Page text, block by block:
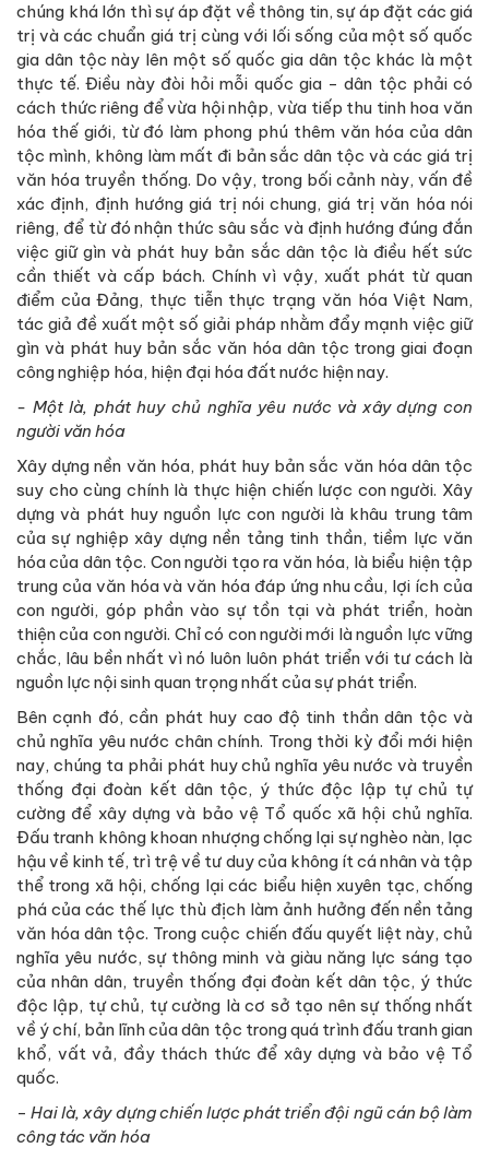
chúng khá lớn thì sự áp đặt về thông tin, sự áp đặt các giá
trị và các chuẩn giá trị cùng với lối sống của một số quốc
gia dân tộc này lên một số quốc gia dân tộc khác là một
thực tế. Điều này đòi hỏi mỗi quốc gia - dân tộc phải có
cách thức riêng để vừa hội nhập, vừa tiếp thu tinh hoa văn
hóa thế giới, từ đó làm phong phú thêm văn hóa của dân
tộc mình, không làm mất đi bản sắc dân tộc và các giá trị
văn hóa truyền thống. Do vậy, trong bối cảnh này, vấn đề
xác định, định hướng giá trị nói chung, giá trị văn hóa nói
riêng, để từ đó nhận thức sâu sắc và định hướng đúng đắn
việc giữ gìn và phát huy bản sắc dân tộc là điều hết sức
cần thiết và cấp bách. Chính vì vậy, xuất phát từ quan
điểm của Đảng, thực tiễn thực trạng văn hóa Việt Nam,
tác giả đề xuất một số giải pháp nhằm đẩy mạnh việc giữ
gìn và phát huy bản sắc văn hóa dân tộc trong giai đoạn
công nghiệp hóa, hiện đại hóa đất nước hiện nay.
- Một là, phát huy chủ nghĩa yêu nước và xây dựng con
người văn hóa
Xây dựng nền văn hóa, phát huy bản sắc văn hóa dân tộc
suy cho cùng chính là thực hiện chiến lược con người. Xây
dựng và phát huy nguồn lực con người là khâu trung tâm
của sự nghiệp xây dựng nền tảng tinh thần, tiềm lực văn
hóa của dân tộc. Con người tạo ra văn hóa, là biểu hiện tập
trung của văn hóa và văn hóa đáp ứng nhu cầu, lợi ích của
con người, góp phần vào sự tồn tại và phát triển, hoàn
thiện của con người. Chỉ có con người mới là nguồn lực vững
chắc, lâu bền nhất vì nó luôn luôn phát triển với tư cách là
nguồn lực nội sinh quan trọng nhất của sự phát triển.
Bên cạnh đó, cần phát huy cao độ tinh thần dân tộc và
chủ nghĩa yêu nước chân chính. Trong thời kỳ đổi mới hiện
nay, chúng ta phải phát huy chủ nghĩa yêu nước và truyền
thống đại đoàn kết dân tộc, ý thức độc lập tự chủ tự
cường để xây dựng và bảo vệ Tổ quốc xã hội chủ nghĩa.
Đấu tranh không khoan nhượng chống lại sự nghèo nàn, lạc
hậu về kinh tế, trì trệ về tư duy của không ít cá nhân và tập
thể trong xã hội, chống lại các biểu hiện xuyên tạc, chống
phá của các thế lực thù địch làm ảnh hưởng đến nền tảng
văn hóa dân tộc. Trong cuộc chiến đấu quyết liệt này, chủ
nghĩa yêu nước, sự thông minh và giàu năng lực sáng tạo
của nhân dân, truyền thống đại đoàn kết dân tộc, ý thức
độc lập, tự chủ, tự cường là cơ sở tạo nên sự thống nhất
về ý chí, bản lĩnh của dân tộc trong quá trình đấu tranh gian
khổ, vất vả, đầy thách thức để xây dựng và bảo vệ Tổ
quốc.
-Hai là, xây dựng chiến lược phát triển đội ngũ cán bộ làm
công tác văn hóa